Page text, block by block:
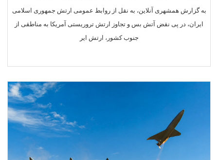
به گزارش همشهری آنلاین، به نقل از روابط عمومی ارتش جمهوری اسلامی
ایران، در پی نقض آتش بس و تجاوز ارتش تروریستی آمریکا به مناطقی از
جنوب کشور، ارتش ایر